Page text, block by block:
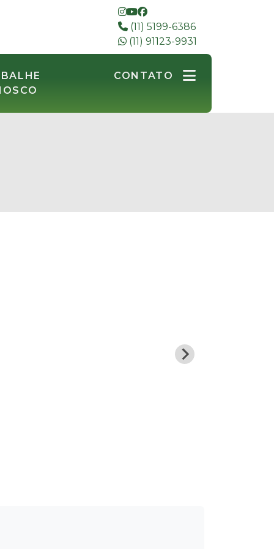
(11) 5199-6386
(11) 91123-9931
CONTATO